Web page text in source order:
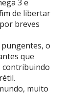
3 e
de libertar
breves
o
que
contribuindo
muito